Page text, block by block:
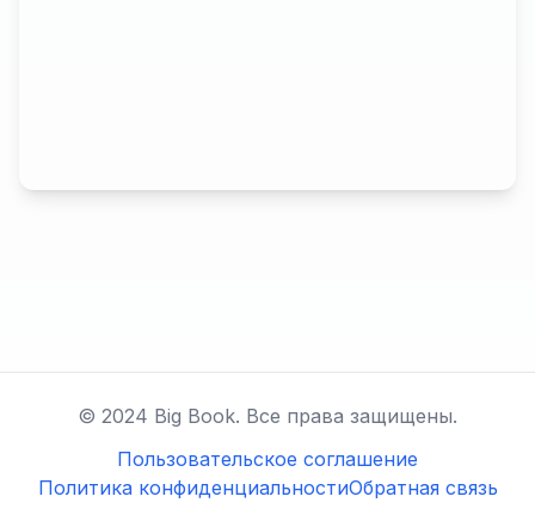
© 2024 Big Book. Все права защищены.
Пользовательское соглашение
Политика конфиденциальностиОбратная связь